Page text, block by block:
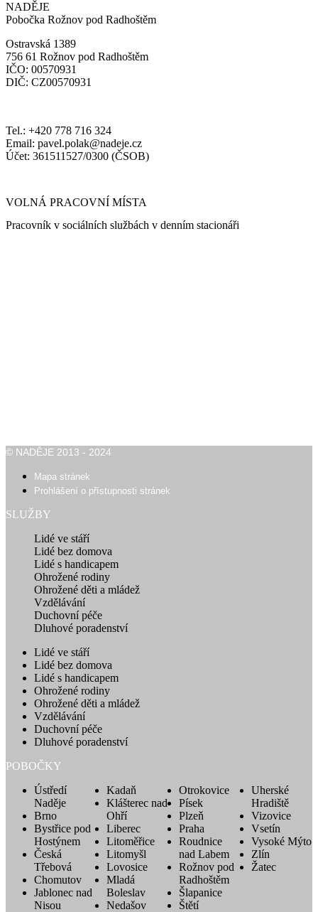
NADĚJE
Pobočka Rožnov pod Radhoštěm
Ostravská 1389
756 61 Rožnov pod Radhoštěm
IČO: 00570931
DIČ: CZ00570931
Tel.: +420 778 716 324
Email: pavel.polak@nadeje.cz
Účet: 361511527/0300 (ČSOB)
VOLNÁ PRACOVNÍ MÍSTA
Pracovník v sociálních službách v denním stacionáři
© NADĚJE 2013 - 2024
Mapa stránek
Prohlášení o přístupnosti stránek
SLUŽBY
Lidé ve stáří
Lidé bez domova
Lidé s handicapem
Ohrožené rodiny
Ohrožené děti a mládež
Vzdělávání
Duchovní péče
Dluhové poradenství
Lidé ve stáří
Lidé bez domova
Lidé s handicapem
Ohrožené rodiny
Ohrožené děti a mládež
Vzdělávání
Duchovní péče
Dluhové poradenství
POBOČKY
Ústředí
Naděje
Brno
Bystřice pod
Hostýnem
Česká
Třebová
Chomutov
Jablonec nad
Nisou
Kadaň
Klášterec nad
Ohří
Liberec
Litoměřice
Litomyšl
Lovosice
Mladá
Boleslav
Nedašov
Otrokovice
Písek
Plzeň
Praha
Roudnice
nad Labem
Rožnov pod
Radhoštěm
Šlapanice
Štětí
Uherské
Hradiště
Vizovice
Vsetín
Vysoké Mýto
Zlín
Žatec